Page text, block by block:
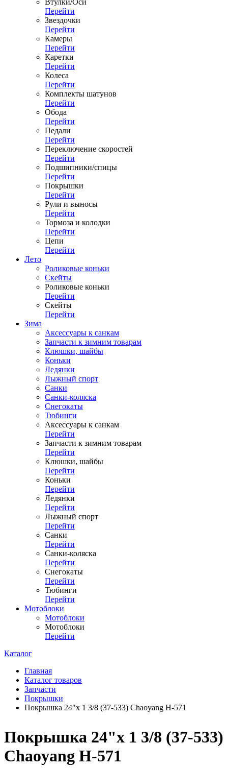
Втулки/Оси
Перейти
Звездочки
Перейти
Камеры
Перейти
Каретки
Перейти
Колеса
Перейти
Комплекты шатунов
Перейти
Обода
Перейти
Педали
Перейти
Переключение скоростей
Перейти
Подшипники/спицы
Перейти
Покрышки
Перейти
Рули и выносы
Перейти
Тормоза и колодки
Перейти
Цепи
Перейти
Лето
Роликовые коньки
Скейты
Роликовые коньки
Перейти
Скейты
Перейти
Зима
Аксессуары к санкам
Запчасти к зимним товарам
Клюшки, шайбы
Коньки
Ледянки
Лыжный спорт
Санки
Санки-коляска
Снегокаты
Тюбинги
Аксессуары к санкам
Перейти
Запчасти к зимним товарам
Перейти
Клюшки, шайбы
Перейти
Коньки
Перейти
Ледянки
Перейти
Лыжный спорт
Перейти
Санки
Перейти
Санки-коляска
Перейти
Снегокаты
Перейти
Тюбинги
Перейти
Мотоблоки
Мотоблоки
Мотоблоки
Перейти
Каталог
Главная
Каталог товаров
Запчасти
Покрышки
Покрышка 24"х 1 3/8 (37-533) Chaoyang Н-571
Покрышка 24"х 1 3/8 (37-533)
Chaoyang Н-571